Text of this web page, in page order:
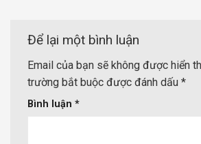
Để lại một bình luận
Email của bạn sẽ không được hiển
trường bắt buộc được đánh dấu *
Bình luận *